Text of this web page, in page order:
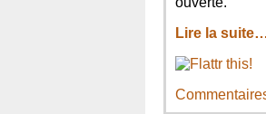
Lire la